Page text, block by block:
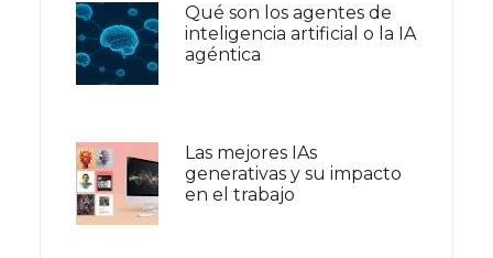
Qué son los agentes de
inteligencia artificial o la IA
agéntica
Las mejores IAs
generativas y su impacto
en el trabajo